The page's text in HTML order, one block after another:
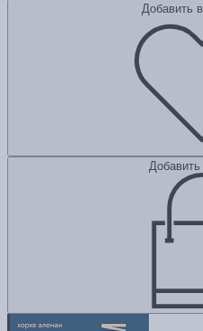
Добавить
Добавить